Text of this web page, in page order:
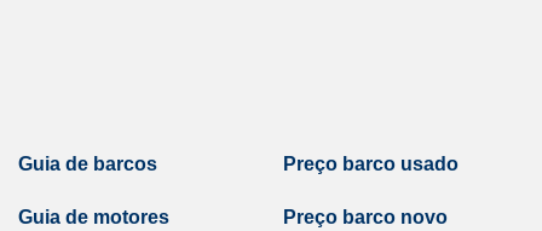
Guia de barcos
Guia de motores
Preço barco usado
Preço barco novo